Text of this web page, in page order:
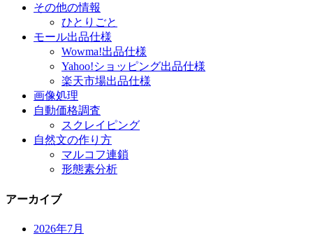
その他の情報
ひとりごと
モール出品仕様
Wowma!出品仕様
Yahoo!ショッピング出品仕様
楽天市場出品仕様
画像処理
自動価格調査
スクレイピング
自然文の作り方
マルコフ連鎖
形態素分析
アーカイブ
2026年7月